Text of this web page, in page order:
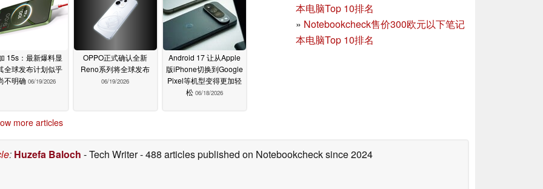
本电脑Top 10排名
» Notebookcheck售价300欧元以下笔记
本电脑Top 10排名
15s：最新爆料显
全球发布计划似乎
不明确 06/19/2026
OPPO正式确认全新
Reno系列将全球发布
06/19/2026
Android 17 让从Apple
版iPhone切换到Google
Pixel等机型变得更加轻
松 06/18/2026
more articles
: Huzefa Baloch - Tech Writer- 488 articles published on Notebookchecksince 2024